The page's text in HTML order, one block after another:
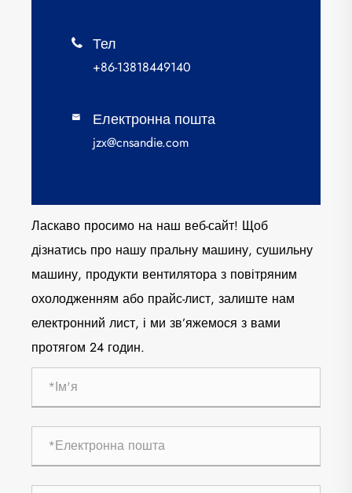
 Тел
+86-13818449140
 Електронна пошта
jzx@cnsandie.com
Ласкаво просимо на наш веб-сайт! Щоб
дізнатись про нашу пральну машину, сушильну
машину, продукти вентилятора з повітряним
охолодженням або прайс-лист, залиште нам
електронний лист, і ми зв’яжемося з вами
протягом 24 годин.